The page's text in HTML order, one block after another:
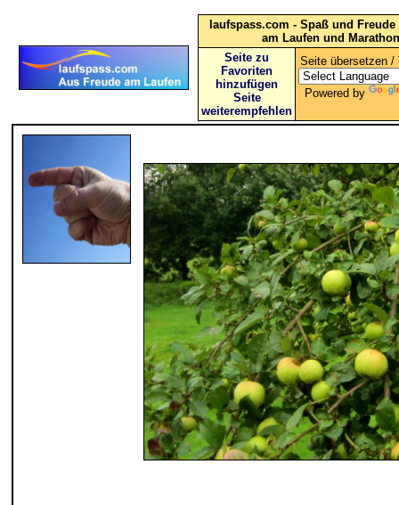
laufspass.com - Spaß und
am Laufen und Marathon
Seite zu
Favoriten
hinzufügen
Seite
weiterempfehlen
Seite übersetzen /
Powered by